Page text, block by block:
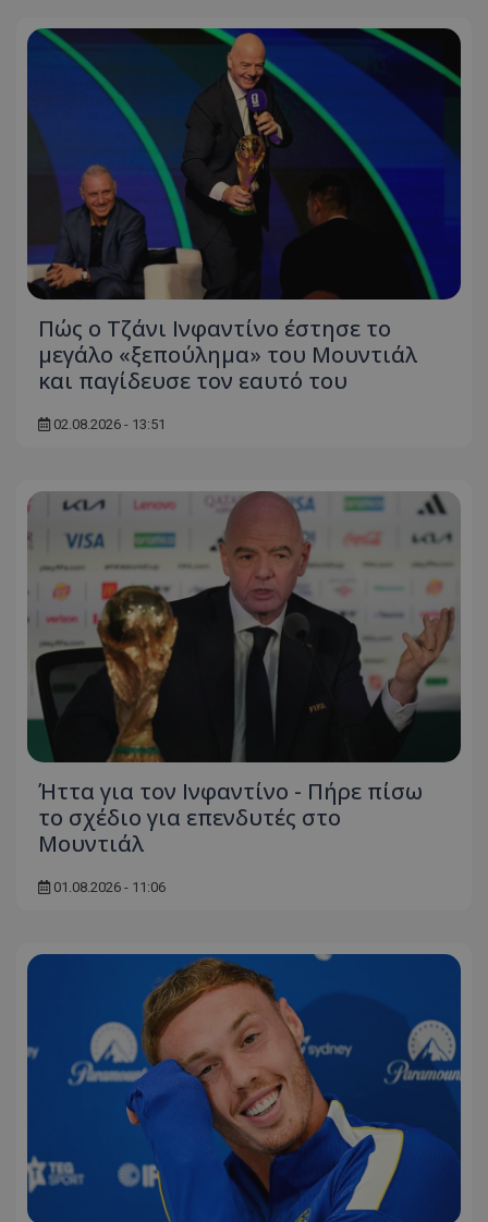
Πώς ο Τζάνι Ινφαντίνο έστησε το
μεγάλο «ξεπούλημα» του Μουντιάλ
και παγίδευσε τον εαυτό του
02.08.2026 - 13:51
Ήττα για τον Ινφαντίνο - Πήρε πίσω
το σχέδιο για επενδυτές στο
Μουντιάλ
01.08.2026 - 11:06